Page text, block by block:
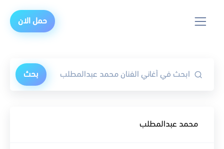
حمل الان
بحث
محمد عبدالمطلب